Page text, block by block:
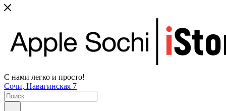
С нами легко и просто!
Сочи, Навагинская 7